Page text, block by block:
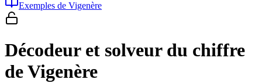
Exemples de Vigenère
Décodeur et solveur du chiffre
de Vigenère